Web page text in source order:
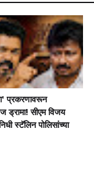
प्रकरणावरून
ड्रामा! सीएम विजय
स्टॅलिन पोलिसांच्या